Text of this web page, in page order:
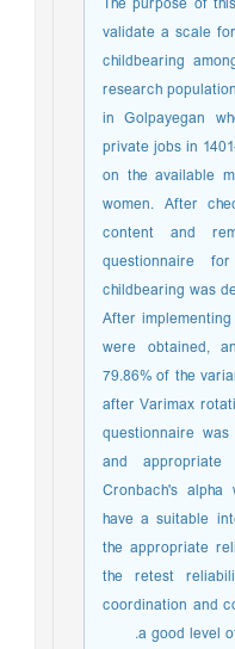
validate a scale
childbearing
research
in Golpayegan
private jobs in
on the available
women. After
content and
questionnaire
childbearing was
After
were obtained,
79.86% of the
after Varimax
questionnaire
and
Cronbach's
have a suitable
the appropriate
the retest
coordination and
a good level